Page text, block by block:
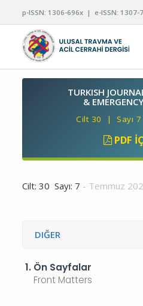
p-ISSN: 1306-696x | e-ISSN: 1307-
TURKISH
&
Cilt 30 | Sayı
PDF
Cilt: 30 Sayı: 7 - Temmuz
DIĞER
1. Ön Sayfalar
Front Matters